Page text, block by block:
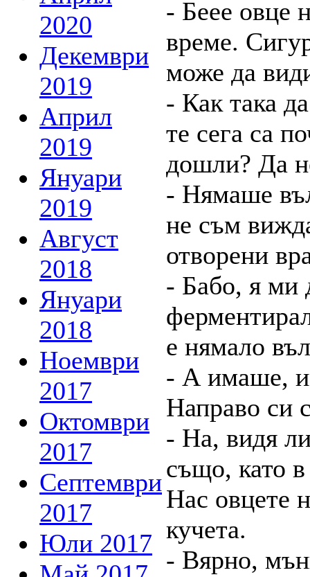
2020
Декември
2019
Април
2019
Януари
2019
Август
2018
Януари
2018
Ноември
2017
Октомври
2017
Септември
2017
Юли 2017
- Беее овце
време.
може да
- Как така
те сега са
дошли? Да
- Нямаше
не съм
отворени
- Бабо, я ми
е нямало
- А имаше,
Направо си
- На, видя
също, като
Нас овцете
кучета.
- Вярно,